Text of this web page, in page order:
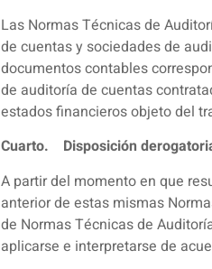
Las Normas Técnicas de
de cuentas y sociedades de
documentos contables
de auditoría de cuentas
estados financieros objeto del
Cuarto. Disposición
A partir del momento en que
anterior de estas mismas
de Normas Técnicas de
aplicarse e interpretarse de